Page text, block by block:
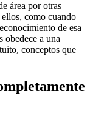
área por otras
como cuando
de esa
obedece a una
conceptos que